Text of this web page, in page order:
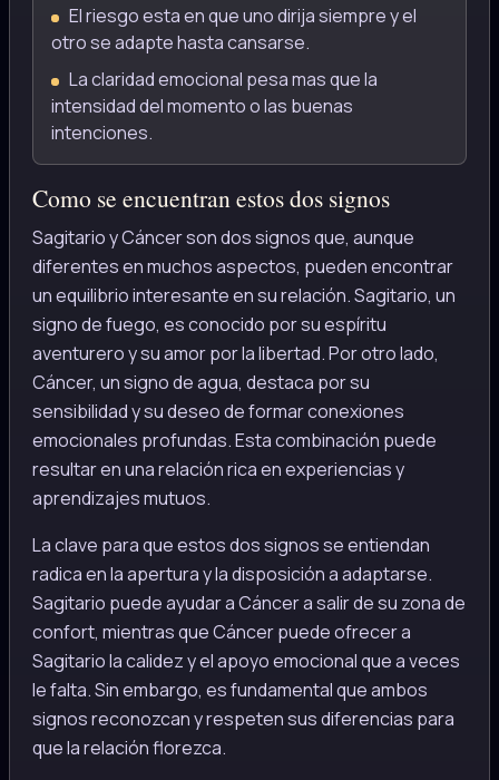
El riesgo esta en que uno dirija siempre y el
otro se adapte hasta cansarse.
La claridad emocional pesa mas que la
intensidad del momento o las buenas
intenciones.
Como se encuentran estos dos signos
Sagitario y Cáncer son dos signos que, aunque
diferentes en muchos aspectos, pueden encontrar
un equilibrio interesante en su relación. Sagitario, un
signo de fuego, es conocido por su espíritu
aventurero y su amor por la libertad. Por otro lado,
Cáncer, un signo de agua, destaca por su
sensibilidad y su deseo de formar conexiones
emocionales profundas. Esta combinación puede
resultar en una relación rica en experiencias y
aprendizajes mutuos.
La clave para que estos dos signos se entiendan
radica en la apertura y la disposición a adaptarse.
Sagitario puede ayudar a Cáncer a salir de su zona de
confort, mientras que Cáncer puede ofrecer a
Sagitario la calidez y el apoyo emocional que a veces
le falta. Sin embargo, es fundamental que ambos
signos reconozcan y respeten sus diferencias para
que la relación florezca.